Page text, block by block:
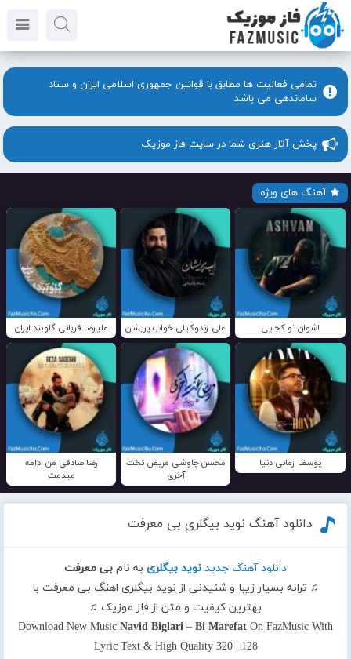
تمامی فعالیت ها مطابق با قوانین جمهوری اسلامی ایران و ستاد
ساماندهی می باشد
پخش آثار هنری شما در سایت فاز موزیک
آهنگ های ویژه
اشوان تو کجایی علی زندوکیلی خواب پریشان علیرضا قربانی گلوبند ایران
یوسف زمانی دنیا
محسن چاوشی مریض تخت
آخری
رضا صادقی من ادامه
میدمت
دانلود آهنگ نوید بیگلری بی معرفت
دانلود آهنگ جدید نوید بیگلری به نام بی معرفت
♫ ترانه بسیار زیبا و شنیدنی از نوید بیگلری اهنگ بی معرفت با
بهترین کیفیت و متن از فاز موزیک ♫
Download New Music Navid Biglari – Bi Marefat On FazMusic With
Lyric Text & High Quality 320 | 128